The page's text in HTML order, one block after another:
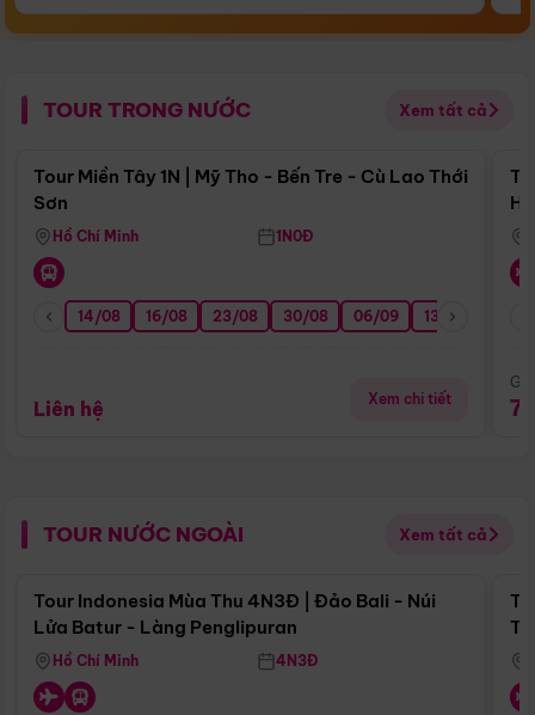
TOUR TRONG NƯỚC Xem tất cả
Điểm nổi bật
Tour Miền Tây 1N | Mỹ Tho - Bến Tre - Cù Lao Thới
Sơn
Hồ Chí Minh 1N0Đ
14/08 16/08 23/08 30/08 06/09 13/09
Liên hệ Xem chi tiết
TOUR NƯỚC NGOÀI Xem tất cả
Điểm nổi bật
Tour Indonesia Mùa Thu 4N3Đ | Đảo Bali - Núi
Lửa Batur - Làng Penglipuran
Hồ Chí Minh 4N3Đ